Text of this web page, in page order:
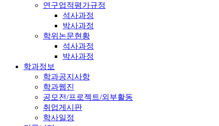
연구업적평가규정
석사과정
박사과정
학위논문현황
석사과정
박사과정
학과정보
학과공지사항
학과웹진
공모전/프로젝트/외부활동
취업게시판
학사일정